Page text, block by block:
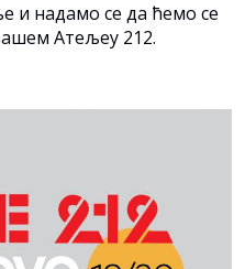
и надамо се да ћемо се
Атељеу 212.